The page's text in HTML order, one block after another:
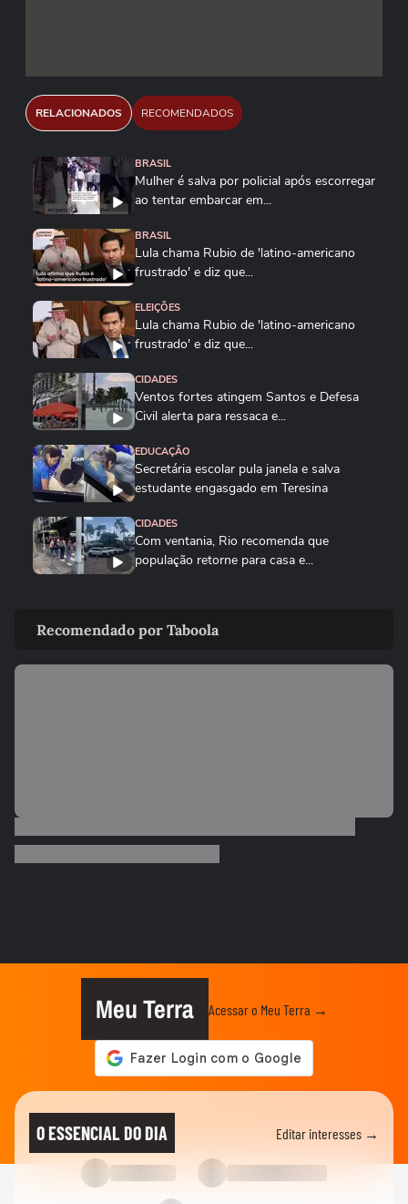
RELACIONADOS RECOMENDADOS
BRASIL
Mulher é salva por policial após escorregar
ao tentar embarcar em...
BRASIL
Lula chama Rubio de 'latino-americano
frustrado' e diz que...
ELEIÇÕES
Lula chama Rubio de 'latino-americano
frustrado' e diz que...
CIDADES
Ventos fortes atingem Santos e Defesa
Civil alerta para ressaca e...
EDUCAÇÃO
Secretária escolar pula janela e salva
estudante engasgado em Teresina
CIDADES
Com ventania, Rio recomenda que
população retorne para casa e...
‘Cenário de guerra’
MUNDO
veículo por policiais...
Sessão da Câmara é interrompida após
briga entre vereadores no...
Foguete da SpaceX atinge a Lua e abre
cratera de quase 20 metros...
Lula diz que liberdade de expressão 'tem
Recomendado por Taboola
Meu Terra Acessar o Meu Terra →
O ESSENCIAL DO DIA Editar interesses →